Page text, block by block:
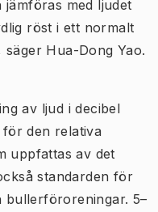
med ljudet
röst i ett normalt
Hua-Dong Yao.
av ljud i decibel
den relativa
uppfattas av det
standarden för
bullerföroreningar. 5–